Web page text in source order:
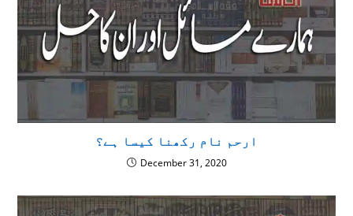
ارحم نام رکھنا کیسا ہے؟
December 31, 2020